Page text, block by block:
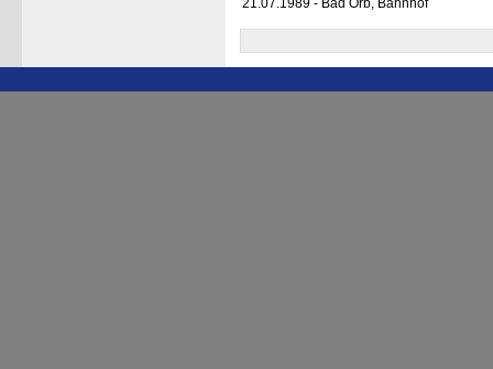
21.07.1989 - Bad Orb, Bahnhof